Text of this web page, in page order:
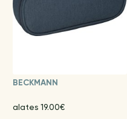
BECKMANN
alates 19.00€